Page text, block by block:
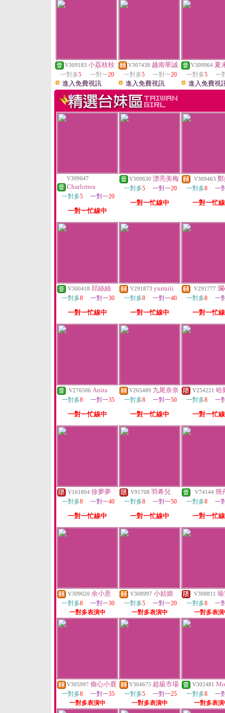
V309183 小荔枝枝
一對多5 一對一20
進入免費視訊
V307438 越南華誠
一對多5 一對一20
進入免費視訊
V309964 夏
一對多5 一
進入免費視
V309647
Charlottea
一對多5 一對一20
一對一忙線中
V309630 漂亮美梅
一對多5 一對一20
一對一忙線中
V309463
一對多8 一
一對一忙
V300418 邱絲絲
一對多8 一對一30
一對一忙線中
V291873 yumiiii
一對多8 一對一40
一對一忙線中
V291777
一對多8 一
一對一忙
V276506 Anita
一對多8 一對一35
一對一忙線中
V265489 九尾奈奈
一對多8 一對一50
一對一忙線中
V254221 哈
一對多8 一
一對一忙
V161804 徐夢夢
一對多8 一對一40
一對一忙線中
V91708 羽希兒
一對多8 一對一50
一對一忙線中
V74144 簡
一對多8 一
一對一忙
V309020 余小意
一對多8 一對一30
一對多表演中
V308997 小姑娘
一對多5 一對一20
一對多表演中
V308811
一對多8
一
一對多表
V305997 偷心小鹿
一對多8 一對一35
一對多表演中
V304675 超級市場
一對多5 一對一25
一對多表演中
V302481
一對多8
一
一對多表